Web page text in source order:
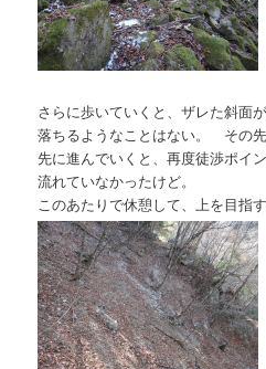
さらに歩いていくと、ザレた斜面
落ちるようなことはない。 その
先に進んでいくと、再度徒渉ポ
流れていなかったけど。
このあたりで休憩して、上を目指す